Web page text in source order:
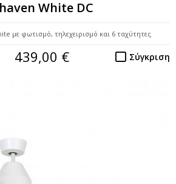
White DC
με φωτισμό, τηλεχειρισμό και 6 ταχύτητες
Σύγκριση
439,00 €